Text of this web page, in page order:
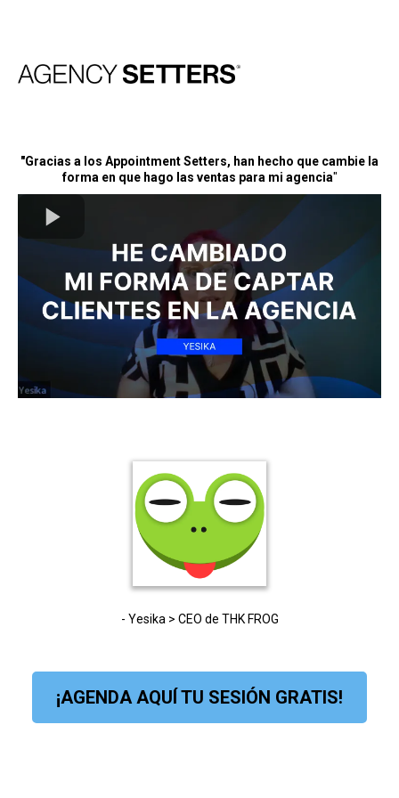
"Gracias a los Appointment Setters, han hecho que cambie la
forma en que hago las ventas para mi agencia"
- Yesika > CEO de THK FROG
¡AGENDA AQUÍ TU SESIÓN GRATIS!